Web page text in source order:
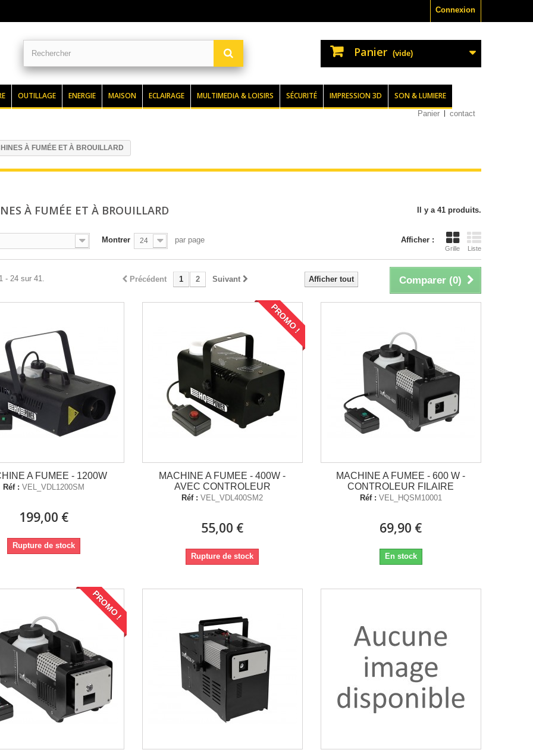
Connexion
Panier (vide)
OUTILLAGE ENERGIE MAISON ECLAIRAGE MULTIMEDIA & LOISIRS SÉCURITÉ IMPRESSION 3D SON & LUMIERE
Panier contact
À FUMÉE ET À BROUILLARD
À FUMÉE ET À BROUILLARD Il y a 41 produits.
Afficher :
Grille Liste
Montrer 24 par page
Comparer (0)
Afficher tout
Précédent 1 2 Suivant
- 24 sur 41.
A FUMEE - 1200W
Réf : VEL_VDL1200SM
199,00 €
Rupture de stock
PROMO !
MACHINE A FUMEE - 400W -
AVEC CONTROLEUR
Réf : VEL_VDL400SM2
55,00 €
Rupture de stock
MACHINE A FUMEE - 600 W -
CONTROLEUR FILAIRE
Réf : VEL_HQSM10001
69,90 €
En stock
PROMO !